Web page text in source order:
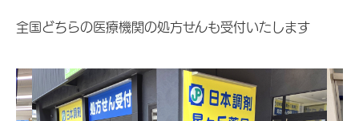
全国どちらの医療機関の処方せんも受付いたします